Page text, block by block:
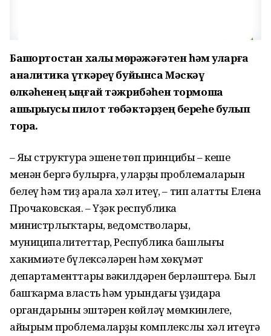
Башҡортостан халыҡ мөрәжәғәтен һәм уларға
аналитика үткәреү буйынса Мәскәү
өлкәһенең ыңғай тәжрибәһен тормошҡа
ашырыусы пилот төбәктәрҙең береһе булып
тора.
– Яңы структура эшенең төп принцибы – кеше
менән бергә булырға, уларҙың проблемаларын
белеү һәм тиҙ арала хәл итеү, – тип аңлатты Елена
Прочаковская. – Үҙәк республика
министрлыҡтары, ведомстволары,
муниципалитеттар, Республика башлығы
хакимиәте бүлексәләрен һәм хөкүмәт
департаменттары вәкилдәрен берләштерә. Был
башҡарма власть һәм урындағы үҙидара
органдарының эштәрен көйләү мөмкинлеге,
айырым проблемаларҙы комплекслы хәл итеүгә